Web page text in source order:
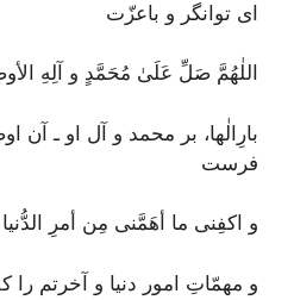
ای توانگر و باعزّت
اللٰهُمَّ صَلِّ عَلَىٰ مُحَمَّدٍ و آلِهِ
بارِالٰها، بر محمد و آل او ـ آن
فرست
و اكفِنى ما أهَمَّنى مِن أمرِ
و مهمّاتِ امور دنیا و آخرتم را